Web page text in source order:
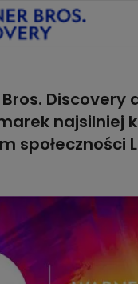
Discovery
najsilniej
społeczności